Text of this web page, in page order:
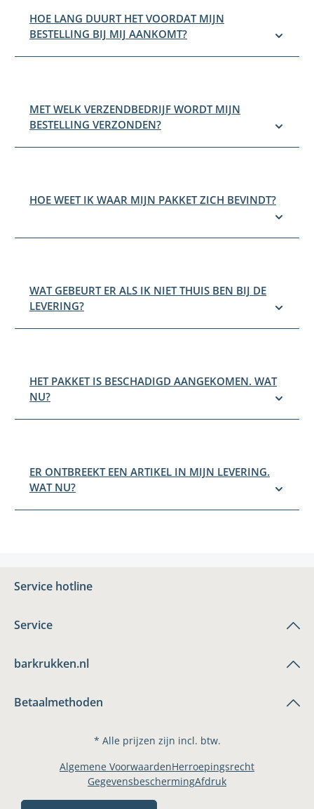
HOE LANG DUURT HET VOORDAT MIJN
BESTELLING BIJ MIJ AANKOMT?
MET WELK VERZENDBEDRIJF WORDT MIJN
BESTELLING VERZONDEN?
HOE WEET IK WAAR MIJN PAKKET ZICH BEVINDT?
WAT GEBEURT ER ALS IK NIET THUIS BEN BIJ DE
LEVERING?
HET PAKKET IS BESCHADIGD AANGEKOMEN. WAT
NU?
ER ONTBREEKT EEN ARTIKEL IN MIJN LEVERING.
WAT NU?
Service hotline
Service
barkrukken.nl
Betaalmethoden
* Alle prijzen zijn incl. btw.
Algemene VoorwaardenHerroepingsrecht
GegevensbeschermingAfdruk